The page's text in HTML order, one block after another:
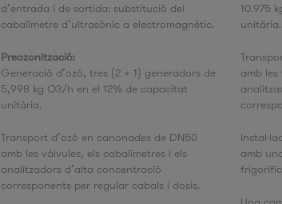
d’entrada i de sortida: substitució del
cabalímetre d’ultrasònic a electromagnètic.
Preozonització:
Generació d’ozó, tres (2 + 1) generadors de
5,998 kg O3/h en el 12% de capacitat
unitària.
Transport d’ozó en canonades de DN50
amb les vàlvules, els cabalímetres i els
analitzadors d’alta concentració
corresponents per regular cabals i dosis.
10.975
unitària.
amb les
amb